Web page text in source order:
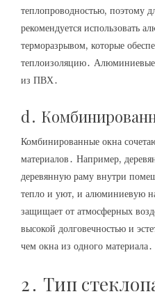
теплопроводностью, поэтому
рекомендуется использовать
терморазрывом, которые
теплоизоляцию․
из ПВХ․
d․
Комбинированные окна
материалов․ Например,
деревянную раму внутри
тепло и уют, и алюминиевую
защищает от атмосферных
высокой долговечностью и
чем окна из одного материала․
2․ Тип